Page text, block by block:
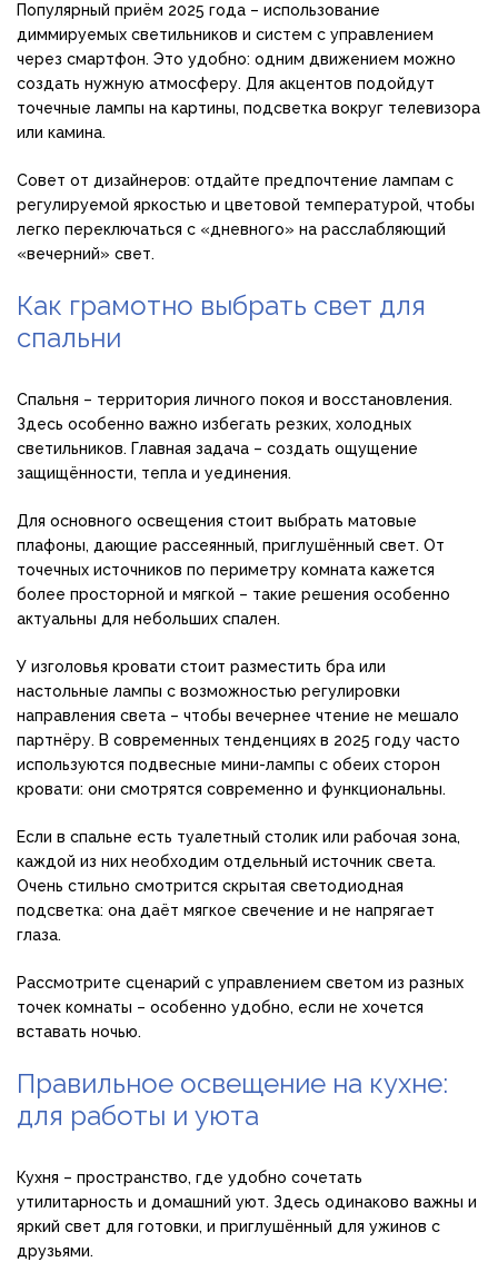
Популярный приём 2025 года – использование
диммируемых светильников и систем с управлением
через смартфон. Это удобно: одним движением можно
создать нужную атмосферу. Для акцентов подойдут
точечные лампы на картины, подсветка вокруг телевизора
или камина.
Совет от дизайнеров: отдайте предпочтение лампам с
регулируемой яркостью и цветовой температурой, чтобы
легко переключаться с «дневного» на расслабляющий
«вечерний» свет.
Как грамотно выбрать свет для
спальни
Спальня – территория личного покоя и восстановления.
Здесь особенно важно избегать резких, холодных
светильников. Главная задача – создать ощущение
защищённости, тепла и уединения.
Для основного освещения стоит выбрать матовые
плафоны, дающие рассеянный, приглушённый свет. От
точечных источников по периметру комната кажется
более просторной и мягкой – такие решения особенно
актуальны для небольших спален.
У изголовья кровати стоит разместить бра или
настольные лампы с возможностью регулировки
направления света – чтобы вечернее чтение не мешало
партнёру. В современных тенденциях в 2025 году часто
используются подвесные мини-лампы с обеих сторон
кровати: они смотрятся современно и функциональны.
Если в спальне есть туалетный столик или рабочая зона,
каждой из них необходим отдельный источник света.
Очень стильно смотрится скрытая светодиодная
подсветка: она даёт мягкое свечение и не напрягает
глаза.
Рассмотрите сценарий с управлением светом из разных
точек комнаты – особенно удобно, если не хочется
вставать ночью.
Правильное освещение на кухне:
для работы и уюта
Кухня – пространство, где удобно сочетать
утилитарность и домашний уют. Здесь одинаково важны и
яркий свет для готовки, и приглушённый для ужинов с
друзьями.